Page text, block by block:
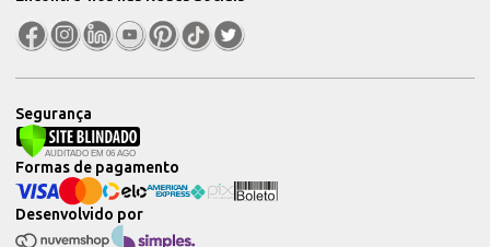
Segurança
Desenvolvido por
Formas de pagamento